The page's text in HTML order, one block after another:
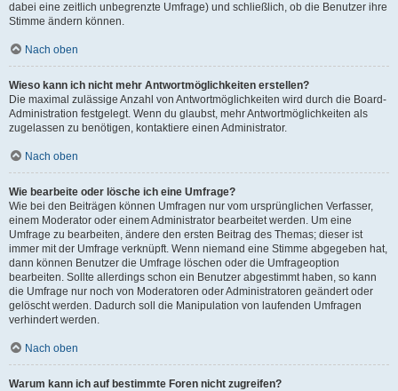
dabei eine zeitlich unbegrenzte Umfrage) und schließlich, ob die Benutzer ihre
Stimme ändern können.
Nach oben
Wieso kann ich nicht mehr Antwortmöglichkeiten erstellen?
Die maximal zulässige Anzahl von Antwortmöglichkeiten wird durch die Board-
Administration festgelegt. Wenn du glaubst, mehr Antwortmöglichkeiten als
zugelassen zu benötigen, kontaktiere einen Administrator.
Nach oben
Wie bearbeite oder lösche ich eine Umfrage?
Wie bei den Beiträgen können Umfragen nur vom ursprünglichen Verfasser,
einem Moderator oder einem Administrator bearbeitet werden. Um eine
Umfrage zu bearbeiten, ändere den ersten Beitrag des Themas; dieser ist
immer mit der Umfrage verknüpft. Wenn niemand eine Stimme abgegeben hat,
dann können Benutzer die Umfrage löschen oder die Umfrageoption
bearbeiten. Sollte allerdings schon ein Benutzer abgestimmt haben, so kann
die Umfrage nur noch von Moderatoren oder Administratoren geändert oder
gelöscht werden. Dadurch soll die Manipulation von laufenden Umfragen
verhindert werden.
Nach oben
Warum kann ich auf bestimmte Foren nicht zugreifen?